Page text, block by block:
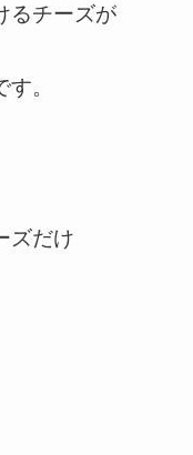
るチーズが
。
ズだけ